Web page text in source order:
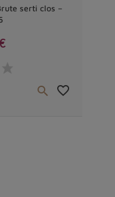
serti clos –
 favorite_border